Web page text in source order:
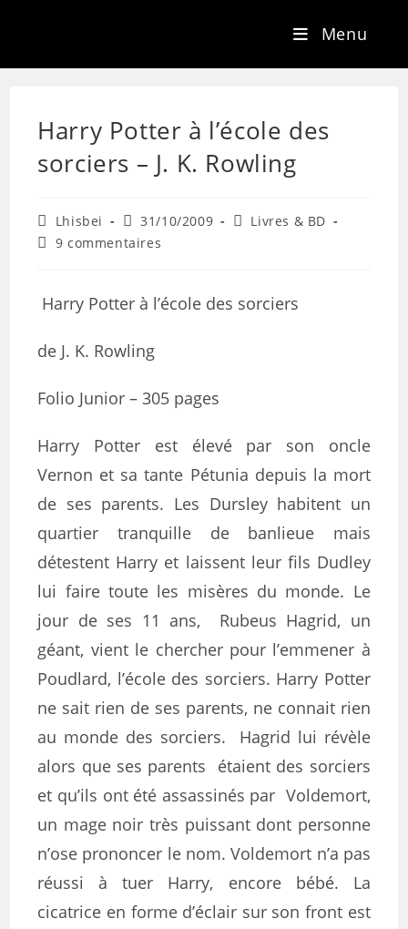
Menu
Harry Potter à l’école des
sorciers – J. K. Rowling
Lhisbei 31/10/2009
Livres & BD
9 commentaires
Harry Potter à l’école des sorciers
de J. K. Rowling
Folio Junior – 305 pages
Harry Potter est élevé par son oncle
Vernon et sa tante Pétunia depuis la mort
de ses parents. Les Dursley habitent un
quartier tranquille de banlieue mais
détestent Harry et laissent leur fils Dudley
lui faire toute les misères du monde. Le
jour de ses 11 ans, Rubeus Hagrid, un
géant, vient le chercher pour l’emmener à
Poudlard, l’école des sorciers. Harry Potter
ne sait rien de ses parents, ne connait rien
au monde des sorciers. Hagrid lui révèle
alors que ses parents étaient des sorciers
et qu’ils ont été assassinés par Voldemort,
un mage noir très puissant dont personne
n’ose prononcer le nom. Voldemort n’a pas
réussi à tuer Harry, encore bébé. La
cicatrice en forme d’éclair sur son front est